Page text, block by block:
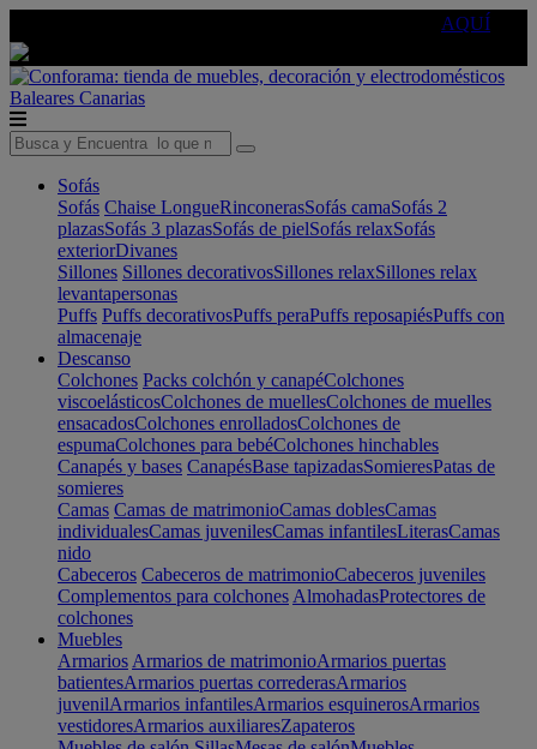
AQUÍ
Baleares Canarias
Sofás
Sofás Chaise LongueRinconerasSofás camaSofás 2
plazasSofás 3 plazasSofás de pielSofás relaxSofás
exteriorDivanes
Sillones Sillones decorativosSillones relaxSillones relax
levantapersonas
Puffs Puffs decorativosPuffs peraPuffs reposapiésPuffs con
almacenaje
Descanso
Colchones Packs colchón y canapéColchones
viscoelásticosColchones de muellesColchones de muelles
ensacadosColchones enrolladosColchones de
espumaColchones para bebéColchones hinchables
Canapés y bases CanapésBase tapizadasSomieresPatas de
somieres
Camas Camas de matrimonioCamas doblesCamas
individualesCamas juvenilesCamas infantilesLiterasCamas
nido
Cabeceros Cabeceros de matrimonioCabeceros juveniles
Complementos para colchones AlmohadasProtectores de
colchones
Muebles
Armarios Armarios de matrimonioArmarios puertas
batientesArmarios puertas correderasArmarios
juvenilArmarios infantilesArmarios esquinerosArmarios
vestidoresArmarios auxiliaresZapateros